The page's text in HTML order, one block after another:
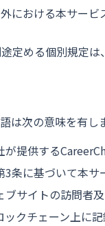
における本サー
定める個別規定は
は次の意味を有し
が提供する
3条に基づいて本
ブサイトの訪問者
ックチェーン上に